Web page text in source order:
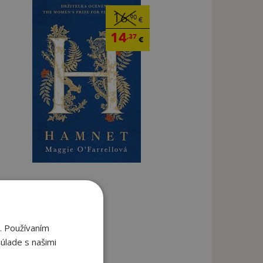
16,90 €
14,37 €
s našimi